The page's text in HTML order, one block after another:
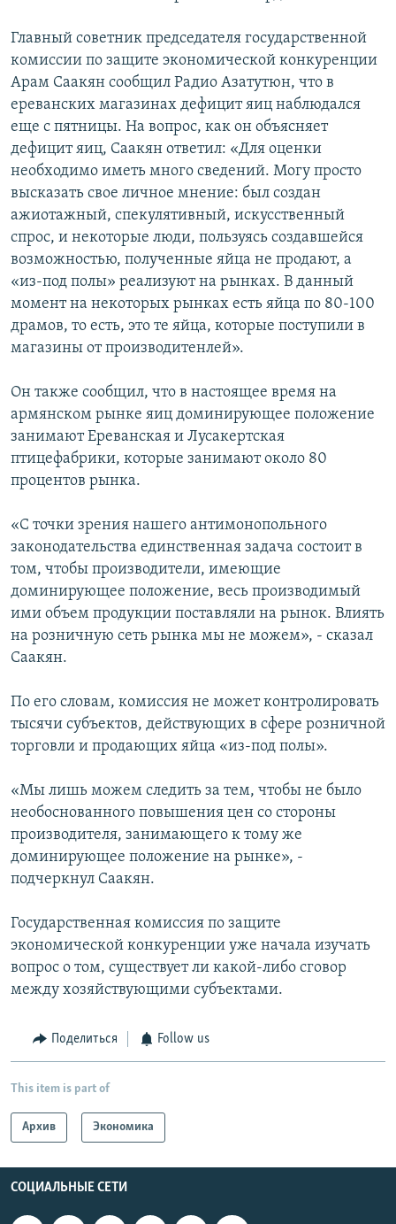
Главный советник председателя государственной
комиссии по защите экономической конкуренции
Арам Саакян сообщил Радио Азатутюн, что в
ереванских магазинах дефицит яиц наблюдался
еще с пятницы. На вопрос, как он объясняет
дефицит яиц, Саакян ответил: «Для оценки
необходимо иметь много сведений. Могу просто
высказать свое личное мнение: был создан
ажиотажный, спекулятивный, искусственный
спрос, и некоторые люди, пользуясь создавшейся
возможностью, полученные яйца не продают, а
«из-под полы» реализуют на рынках. В данный
момент на некоторых рынках есть яйца по 80-100
драмов, то есть, это те яйца, которые поступили в
магазины от производитенлей».
Он также сообщил, что в настоящее время на
армянском рынке яиц доминирующее положение
занимают Ереванская и Лусакертская
птицефабрики, которые занимают около 80
процентов рынка.
«С точки зрения нашего антимонопольного
законодательства единственная задача состоит в
том, чтобы производители, имеющие
доминирующее положение, весь производимый
ими объем продукции поставляли на рынок. Влиять
на розничную сеть рынка мы не можем», - сказал
Саакян.
По его словам, комиссия не может контролировать
тысячи субъектов, действующих в сфере розничной
торговли и продающих яйца «из-под полы».
«Мы лишь можем следить за тем, чтобы не было
необоснованного повышения цен со стороны
производителя, занимающего к тому же
доминирующее положение на рынке», -
подчеркнул Саакян.
Государственная комиссия по защите
экономической конкуренции уже начала изучать
вопрос о том, существует ли какой-либо сговор
между хозяйствующими субъектами.
Поделиться Follow us
This item is part of
Архив Экономика
СОЦИАЛЬНЫЕ СЕТИ